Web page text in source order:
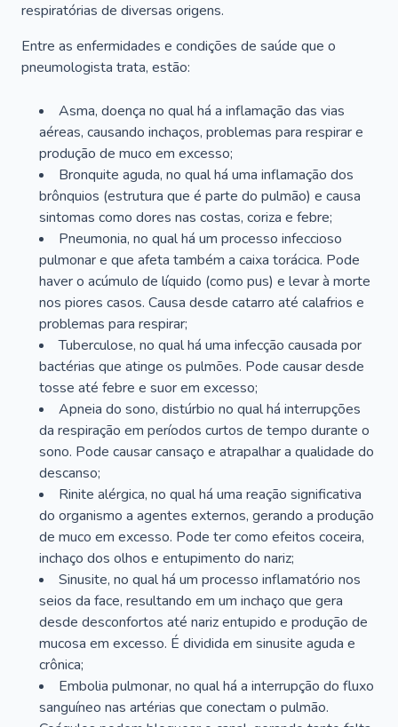
respiratórias de diversas origens.
Entre as enfermidades e condições de saúde que o
pneumologista trata, estão:
Asma, doença no qual há a inflamação das vias
aéreas, causando inchaços, problemas para respirar e
produção de muco em excesso;
Bronquite aguda, no qual há uma inflamação dos
brônquios (estrutura que é parte do pulmão) e causa
sintomas como dores nas costas, coriza e febre;
Pneumonia, no qual há um processo infeccioso
pulmonar e que afeta também a caixa torácica. Pode
haver o acúmulo de líquido (como pus) e levar à morte
nos piores casos. Causa desde catarro até calafrios e
problemas para respirar;
Tuberculose, no qual há uma infecção causada por
bactérias que atinge os pulmões. Pode causar desde
tosse até febre e suor em excesso;
Apneia do sono, distúrbio no qual há interrupções
da respiração em períodos curtos de tempo durante o
sono. Pode causar cansaço e atrapalhar a qualidade do
descanso;
Rinite alérgica, no qual há uma reação significativa
do organismo a agentes externos, gerando a produção
de muco em excesso. Pode ter como efeitos coceira,
inchaço dos olhos e entupimento do nariz;
Sinusite, no qual há um processo inflamatório nos
seios da face, resultando em um inchaço que gera
desde desconfortos até nariz entupido e produção de
mucosa em excesso. É dividida em sinusite aguda e
crônica;
Embolia pulmonar, no qual há a interrupção do fluxo
sanguíneo nas artérias que conectam o pulmão.